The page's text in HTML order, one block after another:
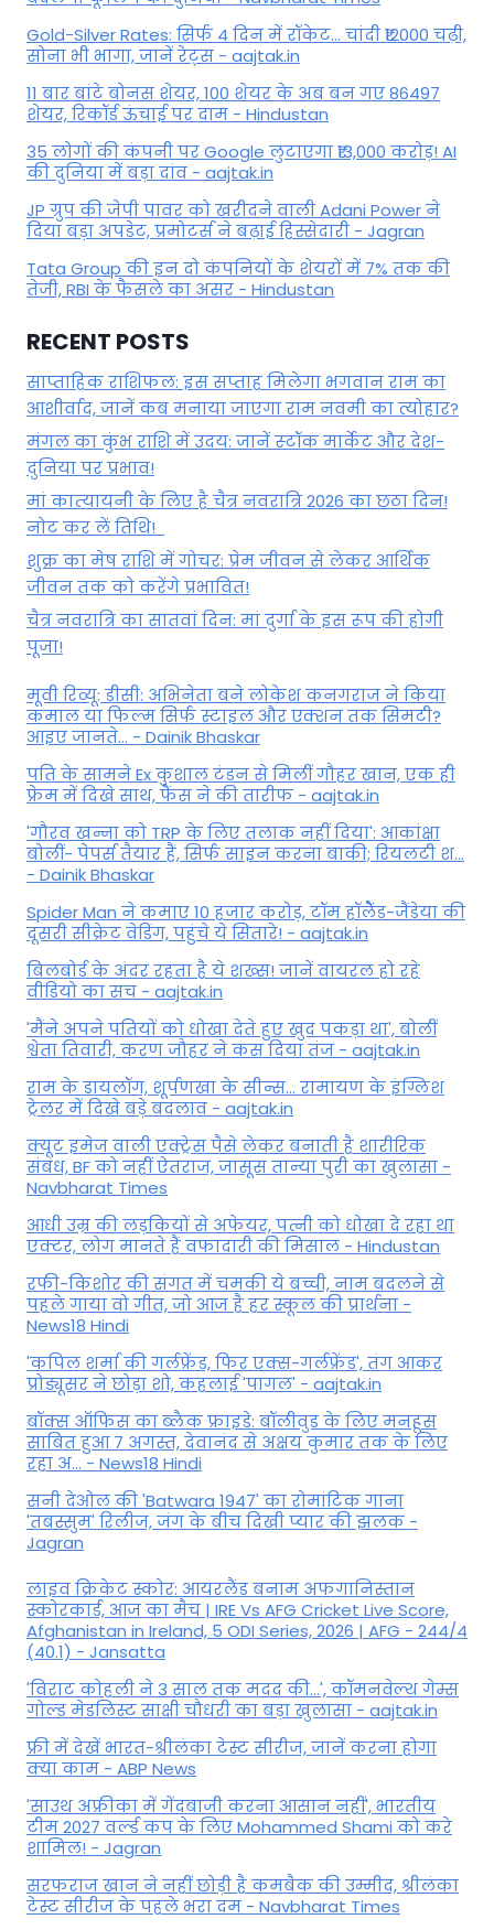
Gold-Silver Rates: सिर्फ 4 दिन में रॉकेट... चांदी ₹12000 चढ़ी,
सोना भी भागा, जानें रेट्स - aajtak.in
11 बार बांटे बोनस शेयर, 100 शेयर के अब बन गए 86497
शेयर, रिकॉर्ड ऊंचाई पर दाम - Hindustan
35 लोगों की कंपनी पर Google लुटाएगा ₹13,000 करोड़! AI
की दुनिया में बड़ा दांव - aajtak.in
JP ग्रुप की जेपी पावर को खरीदने वाली Adani Power ने
दिया बड़ा अपडेट, प्रमोटर्स ने बढ़ाई हिस्सेदारी - Jagran
Tata Group की इन दो कंपनियों के शेयरों में 7% तक की
तेजी, RBI के फैसले का असर - Hindustan
RECENT POSTS
साप्ताहिक राशिफल: इस सप्ताह मिलेगा भगवान राम का
आशीर्वाद, जानें कब मनाया जाएगा राम नवमी का त्योहार?
मंगल का कुंभ राशि में उदय: जानें स्‍टॉक मार्केट और देश-
दुनिया पर प्रभाव!
मां कात्‍यायनी के लिए है चैत्र नवरात्रि 2026 का छठा दिन!
नोट कर लें तिथि!
शुक्र का मेष राशि में गोचर: प्रेम जीवन से लेकर आर्थिक
जीवन तक को करेंगे प्रभावित!
चैत्र नवरात्रि का सातवां दिन: मां दुर्गा के इस रूप की होगी
पूजा!
मूवी रिव्यू: डीसी: अभिनेता बने लोकेश कनगराज ने किया
कमाल या फिल्म सिर्फ स्टाइल और एक्शन तक सिमटी?
आइए जानते... - Dainik Bhaskar
पति के सामने Ex कुशाल टंडन से मिलीं गौहर खान, एक ही
फ्रेम में दिखे साथ, फैंस ने की तारीफ - aajtak.in
'गौरव खन्ना को TRP के लिए तलाक नहीं दिया': आकांक्षा
बोलीं- पेपर्स तैयार हैं, सिर्फ साइन करना बाकी; रियलटी श...
- Dainik Bhaskar
Spider Man ने कमाए 10 हजार करोड़, टॉम हॉलैेंड-जैंडेया की
दूसरी सीक्रेट वेडिंग, पहुंचे ये सितारे! - aajtak.in
बिलबोर्ड के अंदर रहता है ये शख्स! जानें वायरल हो रहे
वीडियो का सच - aajtak.in
'मैंने अपने पतियों को धोखा देते हुए खुद पकड़ा था', बोलीं
श्वेता तिवारी, करण जौहर ने कस दिया तंज - aajtak.in
राम के डायलॉग, शूर्पणखा के सीन्स... रामायण के इंग्लिश
ट्रेलर में दिखे बड़े बदलाव - aajtak.in
क्यूट इमेज वाली एक्ट्रेस पैसे लेकर बनाती है शारीरिक
संबंध, BF को नहीं ऐतराज, जासूस तान्‍या पुरी का खुलासा -
Navbharat Times
आधी उम्र की लड़कियों से अफेयर, पत्नी को धोखा दे रहा था
एक्टर, लोग मानते हैं वफादारी की मिसाल - Hindustan
रफी-किशोर की संगत में चमकी ये बच्ची, नाम बदलने से
पहले गाया वो गीत, जो आज है हर स्कूल की प्रार्थना -
News18 Hindi
'कपिल शर्मा की गर्लफ्रेंड, फिर एक्स-गर्लफ्रेंड', तंग आकर
प्रोड्यूसर ने छोड़ा शो, कहलाई 'पागल' - aajtak.in
बॉक्स ऑफिस का ब्लैक फ्राइडे: बॉलीवुड के लिए मनहूस
साबित हुआ 7 अगस्त, देवानंद से अक्षय कुमार तक के लिए
रहा अ... - News18 Hindi
सनी देओल की 'Batwara 1947' का रोमांटिक गाना
'तबस्सुम' रिलीज, जंग के बीच दिखी प्यार की झलक -
Jagran
लाइव क्रिकेट स्कोर: आयरलैंड बनाम अफगानिस्तान
स्कोरकार्ड, आज का मैच | IRE Vs AFG Cricket Live Score,
Afghanistan in Ireland, 5 ODI Series, 2026 | AFG - 244/4
(40.1) - Jansatta
'विराट कोहली ने 3 साल तक मदद की...', कॉमनवेल्थ गेम्स
गोल्ड मेडलिस्ट साक्षी चौधरी का बड़ा खुलासा - aajtak.in
फ्री में देखें भारत-श्रीलंका टेस्ट सीरीज, जानें करना होगा
क्या काम - ABP News
'साउथ अफ्रीका में गेंदबाजी करना आसान नहीं', भारतीय
टीम 2027 वर्ल्‍ड कप के लिए Mohammed Shami को करे
शामिल! - Jagran
सरफराज खान ने नहीं छोड़ी है कमबैक की उम्मीद, श्रीलंका
टेस्ट सीरीज के पहले भरा दम - Navbharat Times